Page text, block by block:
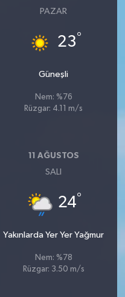
PAZAR
23°
Güneşli
Nem: %76
Rüzgar: 4.11 m/s
11 AĞUSTOS
SALI
24°
Yakınlarda Yer Yer Yağmur
Nem: %78
Rüzgar: 3.50 m/s